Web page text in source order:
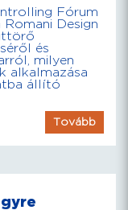
Fórum
Design
és
milyen
alkalmazása
állító
Tovább